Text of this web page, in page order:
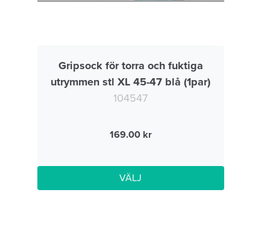
Gripsock för torra och fuktiga
utrymmen stl XL 45-47 blå (1par)
104547
169.00
VÄLJ